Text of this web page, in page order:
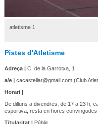
atletisme 1
Pistes d'Atletisme
Adreça |C. de la Garrotxa, 1
a/e |cacastellar@gmail.com (Club
Horari |
De dilluns a divendres, de 17 a 23 h,
esportiva, resta en hores convingudes
Titularitat |Públic